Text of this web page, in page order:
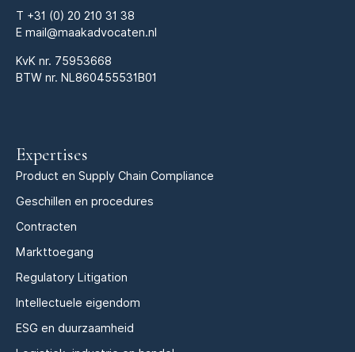
T +31 (0) 20 210 31 38
E mail@maakadvocaten.nl
KvK nr. 75953668
BTW nr. NL860455531B01
Expertises
Product en Supply Chain Compliance
Geschillen en procedures
Contracten
Markttoegang
Regulatory Litigation
Intellectuele eigendom
ESG en duurzaamheid